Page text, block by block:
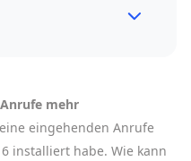
mehr
eingehenden Anrufe
installiert habe. Wie kann